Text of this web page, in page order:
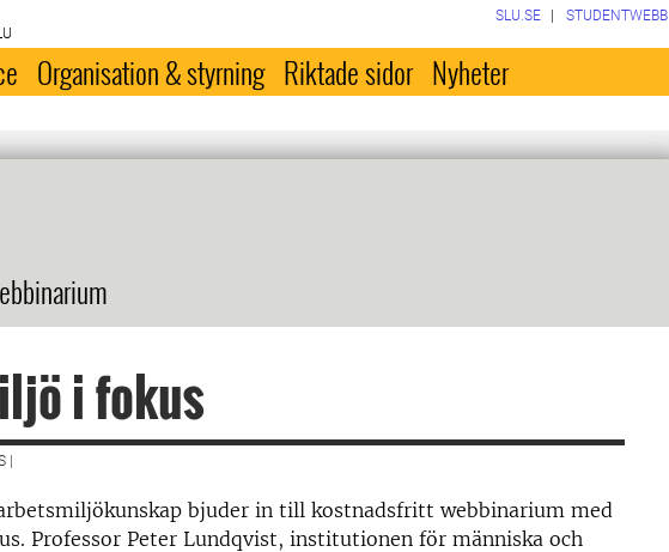
SLU.SE STUDENTWEBB
Organisation & styrning Riktade sidor Nyheter
i fokus
|
bjuder in till kostnadsfritt webbinarium med
Professor Peter Lundqvist, institutionen för människa och